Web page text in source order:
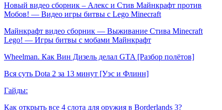
Новый видео сборник – Алекс и Стив Майнкрафт против
Мобов! — Видео игры битвы с Lego Minecraft
Майнкрафт видео сборник — Выживание Стива Minecraft
Lego! — Игры битвы с мобами Майнкрафт
Wheelman. Как Вин Дизель делал GTA [Разбор полётов]
Вся суть Dota 2 за 13 минут [Уэс и Флинн]
Гайды:
Как открыть все 4 слота для оружия в Borderlands 3?